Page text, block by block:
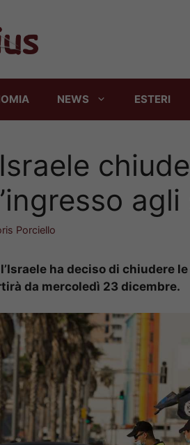
NEWS ESTERI
Porciello
ha deciso di chiudere
da mercoledì 23 dicembre.